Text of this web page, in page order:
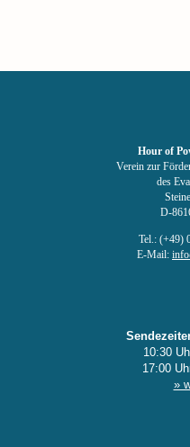
Hour of
Verein zur
des
D-
Tel.: (+49)
E-Mail:
10:30
17:00
»